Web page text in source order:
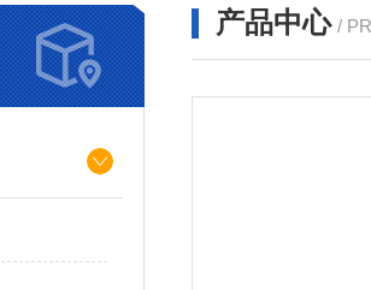
产品中心 /